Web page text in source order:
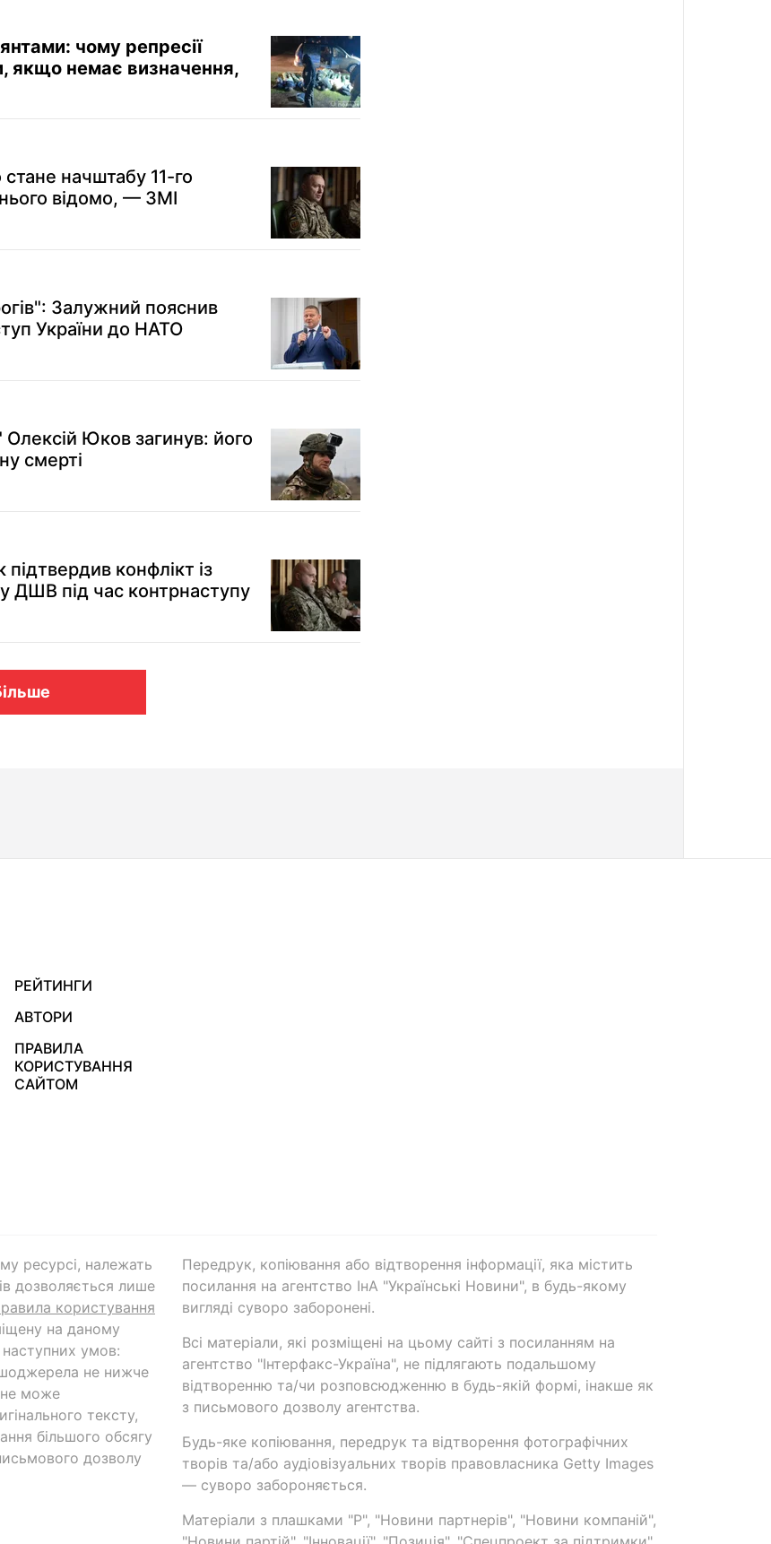
чому репресії
якщо немає визначення,
начштабу 11-го
відомо, — ЗМІ
Залужний пояснив
України до НАТО
Юков загинув: його
смерті
конфлікт із
ДШВ під час контрнаступу
РЕЙТИНГИ
АВТОРИ
ПРАВИЛА
КОРИСТУВАННЯ
САЙТОМ
ресурсі, належать
дозволяється лише
користування
на даному
умов:
не нижче
не може
тексту,
більшого обсягу
дозволу
Передрук, копіювання або відтворення інформації, яка містить
посилання на агентство ІнА "Українські Новини", в будь-якому
вигляді суворо заборонені.
Всі матеріали, які розміщені на цьому сайті з посиланням на
агентство "Інтерфакс-Україна", не підлягають подальшому
відтворенню та/чи розповсюдженню в будь-якій формі, інакше як
з письмового дозволу агентства.
Будь-яке копіювання, передрук та відтворення фотографічних
творів та/або аудіовізуальних творів правовласника Getty Images
— суворо забороняється.
Матеріали з плашками "Р", "Новини партнерів", "Новини компаній",